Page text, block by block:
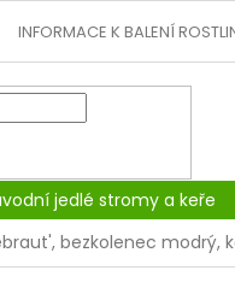
INFORMACE K BALENÍ
jedlé stromy a keře
bezkolenec modrý,